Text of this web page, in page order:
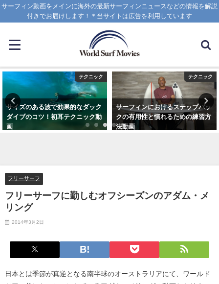
サーフィン動画をメインに海外の最新サーフィンニュースなどの情報を解説
付きでお届けします！＊当サイトは広告を利用しています
テクニック
サイズのある波で効果的なダック
ダイブのコツ！初耳テクニック動
画
テクニック
サーフィンにおけるステップバッ
クの有用性と慣れるための練習方
法動画
フリーサーフ
フリーサーフに勤しむオフシーズンのアダム・メ
リング
2014年3月2日
日本とは季節が真逆となる南半球のオーストラリアにて、ワールド